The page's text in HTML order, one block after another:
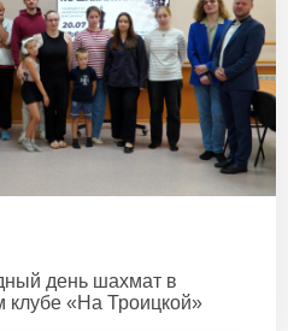
день шахмат в
клубе «На Троицкой»